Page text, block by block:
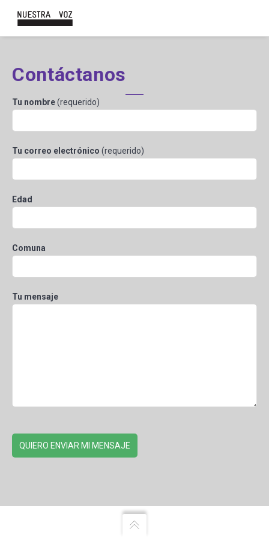
Contáctanos
Tu nombre(requerido)
Tu correo electrónico (requerido)
Edad
Comuna
Tu mensaje